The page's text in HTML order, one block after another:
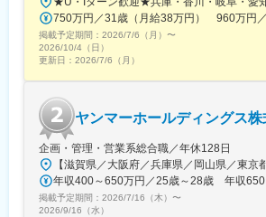
海外完成車メーカーが中心となり策定し
TS16949も取得することで、同社の製品
お客様に証明することもでき、現在では英
ツ、カナダ、米国等海外でも特許を取得
の源泉となっています。
時々冗談も言ったりフラットな雰囲気です
変更の範囲：本文参照
掲載予定期間： 2026/7/6（月） 〜
2026/10/4（日）
更新日： 2026/7/6（月）
ヤンマーホールディングス株
企画・管理・営業系総合職／年休128日
掲載予定期間： 2026/7/16（木） 〜
2026/9/16（水）